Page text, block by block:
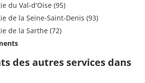
du Val-d'Oise (95)
de la Seine-Saint-Denis (93)
de la Sarthe (72)
des autres services dans